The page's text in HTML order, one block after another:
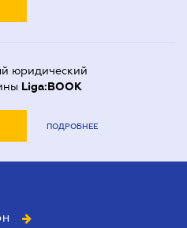
юридический
Liga:BOOK
ПОДРОБНЕЕ